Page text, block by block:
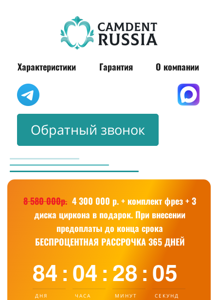
Характеристики Гарантия О компании
Обратный звонок
8 580 000р. 4 300 000 р. + комплект фрез + 3
диска циркона в подарок. При внесении
предоплаты до конца срока
БЕСПРОЦЕНТНАЯ РАССРОЧКА 365 ДНЕЙ
84:
ДНЯ
04:
ЧАСА
28:
МИНУТ
04
СЕКУНДЫ